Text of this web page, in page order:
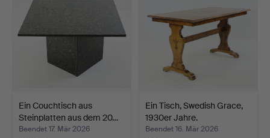
Ein Couchtisch aus
Steinplatten aus dem 20…
Beendet 17. Mär 2026
Ein Tisch, Swedish Grace,
1930er Jahre.
Beendet 16. Mär 2026